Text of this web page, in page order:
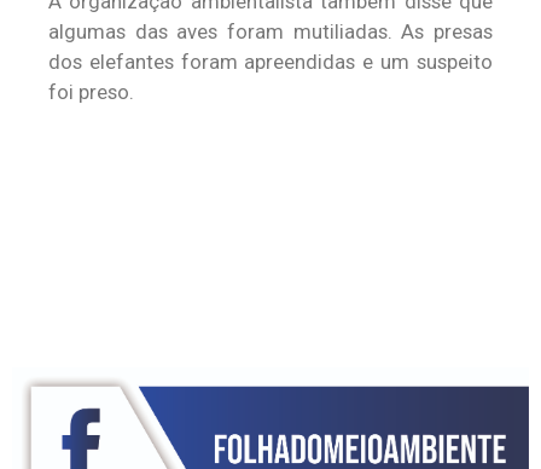
algumas das aves foram mutiliadas. As presas
dos elefantes foram apreendidas e um suspeito
foi preso.